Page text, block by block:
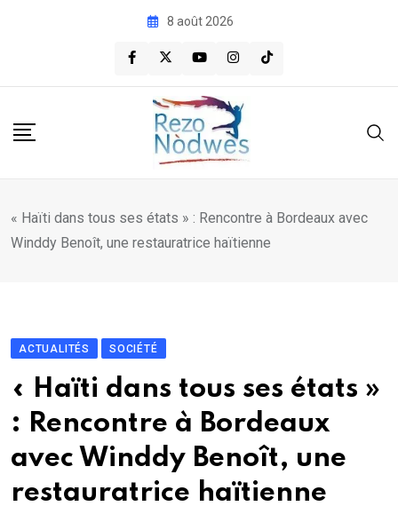
8 août 2026
« Haïti dans tous ses états » : Rencontre à Bordeaux avec
Winddy Benoît, une restauratrice haïtienne
ACTUALITÉS SOCIÉTÉ
« Haïti dans tous ses états »
: Rencontre à Bordeaux
avec Winddy Benoît, une
restauratrice haïtienne